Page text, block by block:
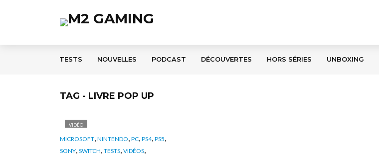
TESTS NOUVELLES PODCAST DÉCOUVERTES HORS SÉRIES UNBOXING
TAG - LIVRE POP UP
VIDÉO
MICROSOFT, NINTENDO, PC, PS4, PS5,
SONY, SWITCH, TESTS, VIDÉOS,